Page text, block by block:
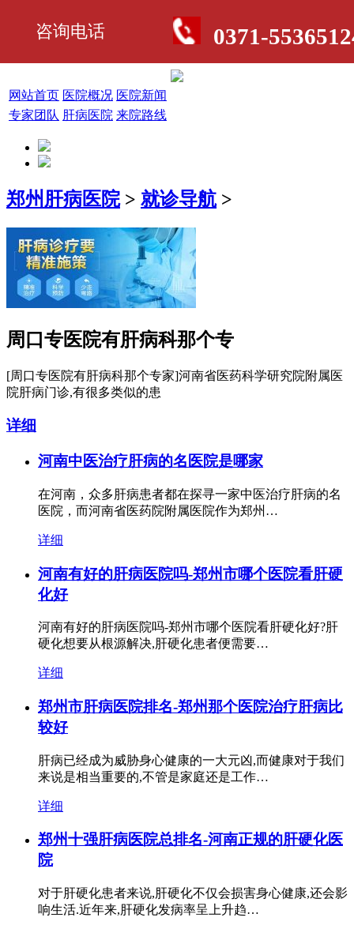
网站首页 医院概况 医院新闻
专家团队 肝病医院 来院路线
郑州肝病医院> 就诊导航>
周口专医院有肝病科那个专
[周口专医院有肝病科那个专家]河南省医药科学研究院附属医
院肝病门诊,有很多类似的患
详细
河南中医治疗肝病的名医院是哪家
在河南，众多肝病患者都在探寻一家中医治疗肝病的名
医院，而河南省医药院附属医院作为郑州…
详细
河南有好的肝病医院吗-郑州市哪个医院看肝硬
化好
河南有好的肝病医院吗-郑州市哪个医院看肝硬化好?肝
硬化想要从根源解决,肝硬化患者便需要…
详细
郑州市肝病医院排名-郑州那个医院治疗肝病比
较好
肝病已经成为威胁身心健康的一大元凶,而健康对于我们
来说是相当重要的,不管是家庭还是工作…
详细
郑州十强肝病医院总排名-河南正规的肝硬化医
院
对于肝硬化患者来说,肝硬化不仅会损害身心健康,还会影
响生活.近年来,肝硬化发病率呈上升趋…
咨询电话 0371-